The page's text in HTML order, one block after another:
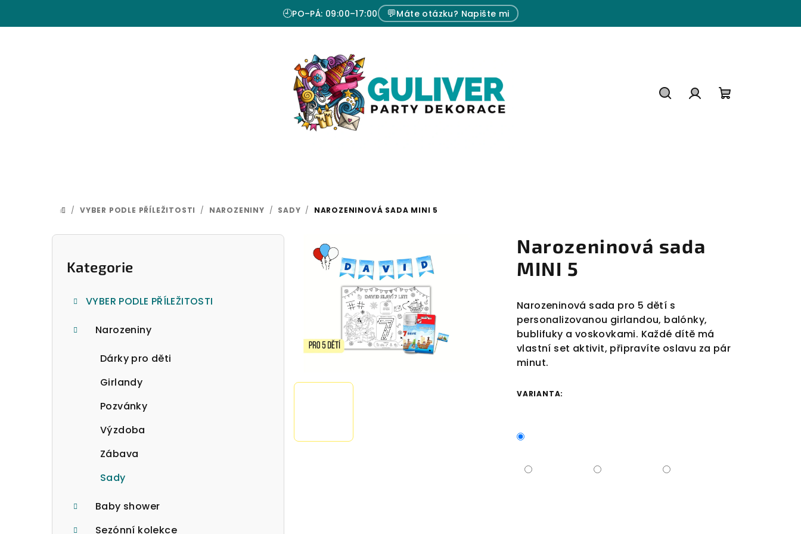
🕘PO–PÁ: 09:00–17:00 💬Máte otázku? Napište mi
DOMŮ
/ VYBER PODLE PŘÍLEŽITOSTI / NAROZENINY / SADY / NAROZENINOVÁ SADA MINI 5
P
Přeskočit
kategorie
Kategorie
VYBER PODLE PŘÍLEŽITOSTI
Narozeniny
Dárky pro děti
Girlandy
Pozvánky
Výzdoba
Zábava
Sady
Baby shower
Sezónní kolekce
Narozeninová sada
MINI 5
Narozeninová sada pro 5 dětí s
personalizovanou girlandou, balónky,
bublifuky a voskovkami. Každé dítě má
vlastní set aktivit, připravíte oslavu za pár
minut.
VARIANTA: